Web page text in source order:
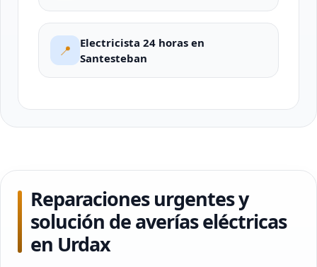
📍
Electricista 24 horas en
Santesteban
Reparaciones urgentes y
solución de averías eléctricas
en Urdax